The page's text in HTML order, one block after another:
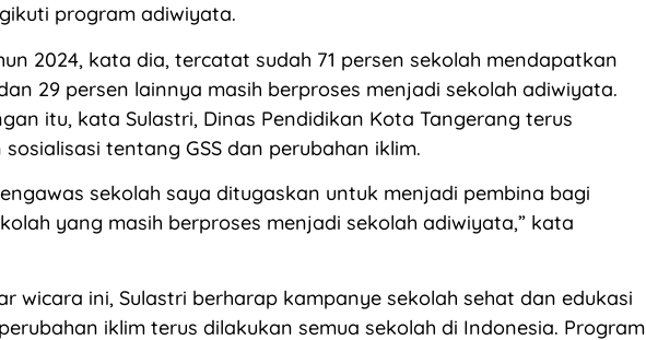
program adiwiyata.
2024, kata dia, tercatat sudah 71 persen sekolah mendapatkan
29 persen lainnya masih berproses menjadi sekolah adiwiyata.
itu, kata Sulastri, Dinas Pendidikan Kota Tangerang terus
sosialisasi tentang GSS dan perubahan iklim.
sekolah saya ditugaskan untuk menjadi pembina bagi
yang masih berproses menjadi sekolah adiwiyata,” kata
wicara ini, Sulastri berharap kampanye sekolah sehat dan edukasi
iklim terus dilakukan semua sekolah di Indonesia. Program